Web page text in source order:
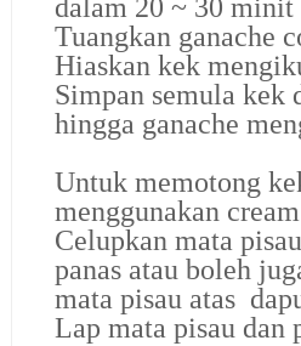
dalam 20 ~ 30 minit
Tuangkan ganache
Hiaskan kek
Simpan semula kek
hingga ganache
Untuk memotong
menggunakan
Celupkan mata
panas atau boleh
mata pisau atas
Lap mata pisau dan